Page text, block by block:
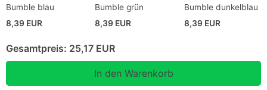
Bumble blau
8,39 EUR
Bumble grün
8,39 EUR
Bumble dunkelblau
8,39 EUR
Gesamtpreis: 25,17 EUR